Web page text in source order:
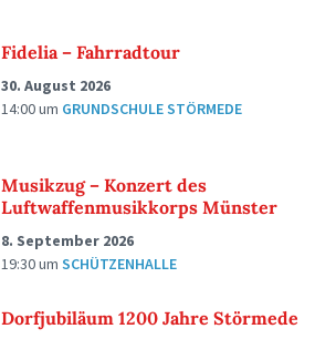
Fidelia – Fahrradtour
30. August 2026
14:00um GRUNDSCHULE STÖRMEDE
Musikzug – Konzert des
Luftwaffenmusikkorps Münster
8. September 2026
19:30um SCHÜTZENHALLE
Dorfjubiläum 1200 Jahre Störmede